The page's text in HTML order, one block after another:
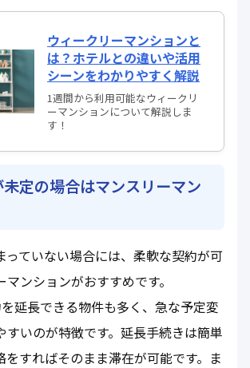
ウィークリーマンションと
は？ホテルとの違いや活用
シーンをわかりやすく解説
1週間から利用可能なウィークリ
ーマンションについて解説しま
す！
定の場合はマンスリーマン
っていない場合には、柔軟な契約が可
マンションがおすすめです。
延長できる物件も多く、急な予定変
すいのが特徴です。延長手続きは簡単
をすればそのまま滞在が可能です。ま